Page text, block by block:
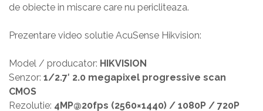
de obiecte in miscare care nu pericliteaza.
Prezentare video solutie AcuSense Hikvision:
Model / producator: HIKVISION
Senzor: 1/2.7′ 2.0 megapixel progressive scan
CMOS
Rezolutie: 4MP@20fps (2560×1440) / 1080P / 720P